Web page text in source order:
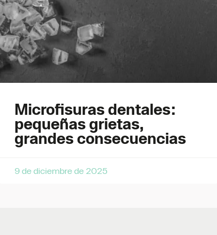
Microfisuras dentales:
pequeñas grietas,
grandes consecuencias
9 de diciembre de 2025